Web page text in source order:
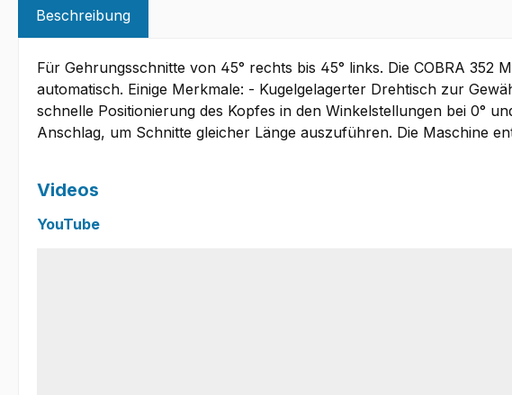
Beschreibung
Für Gehrungsschnitte von 45° rechts bis 45° links. Die COBRA
automatisch. Einige Merkmale: - Kugelgelagerter Drehtisch zur
schnelle Positionierung des Kopfes in den Winkelstellungen bei 0°
Anschlag, um Schnitte gleicher Länge auszuführen. Die Maschine
Videos
YouTube